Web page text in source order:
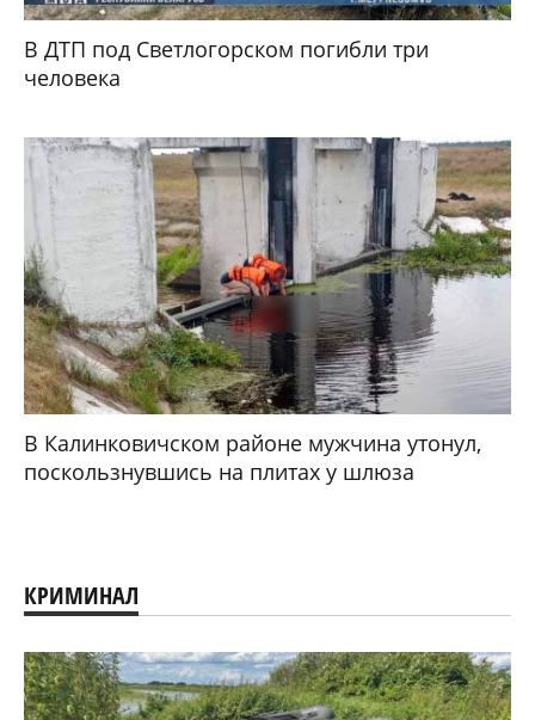
В ДТП под Светлогорском погибли три
человека
В Калинковичском районе мужчина утонул,
поскользнувшись на плитах у шлюза
КРИМИНАЛ